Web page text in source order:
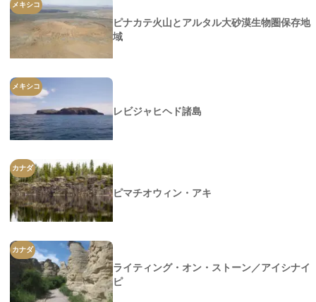
メキシコ
ピナカテ火山とアルタル大砂漠生物圏保存地
域
メキシコ
レビジャヒヘド諸島
カナダ
ピマチオウィン・アキ
カナダ
ライティング・オン・ストーン／アイシナイ
ピ